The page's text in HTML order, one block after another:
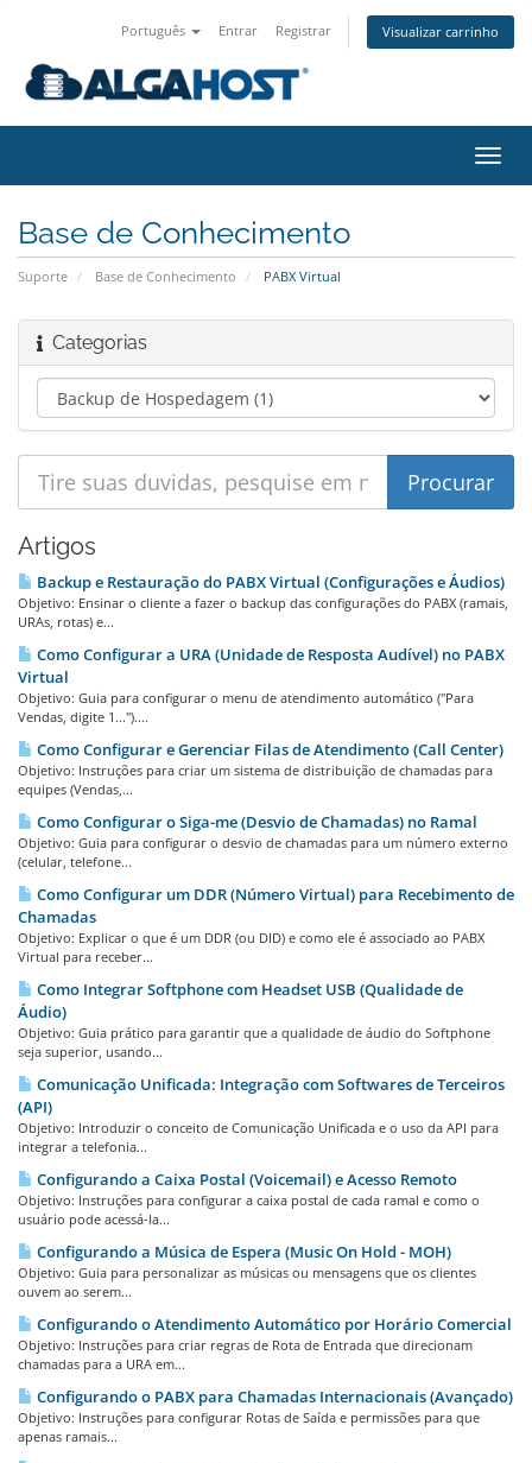
Português Entrar Registrar Visualizar carrinho
Base de Conhecimento
Suporte Base de Conhecimento PABX Virtual
Categorias
Artigos
Backup e Restauração do PABX Virtual (Configurações e Áudios)
Objetivo: Ensinar o cliente a fazer o backup das configurações do PABX (ramais,
URAs, rotas) e...
Como Configurar a URA (Unidade de Resposta Audível) no PABX
Virtual
Objetivo: Guia para configurar o menu de atendimento automático ("Para
Vendas, digite 1...")....
Como Configurar e Gerenciar Filas de Atendimento (Call Center)
Objetivo: Instruções para criar um sistema de distribuição de chamadas para
equipes (Vendas,...
Como Configurar o Siga-me (Desvio de Chamadas) no Ramal
Objetivo: Guia para configurar o desvio de chamadas para um número externo
(celular, telefone...
Como Configurar um DDR (Número Virtual) para Recebimento de
Chamadas
Objetivo: Explicar o que é um DDR (ou DID) e como ele é associado ao PABX
Virtual para receber...
Como Integrar Softphone com Headset USB (Qualidade de
Áudio)
Objetivo: Guia prático para garantir que a qualidade de áudio do Softphone
seja superior, usando...
Comunicação Unificada: Integração com Softwares de Terceiros
(API)
Objetivo: Introduzir o conceito de Comunicação Unificada e o uso da API para
integrar a telefonia...
Configurando a Caixa Postal (Voicemail) e Acesso Remoto
Objetivo: Instruções para configurar a caixa postal de cada ramal e como o
usuário pode acessá-la...
Configurando a Música de Espera (Music On Hold - MOH)
Objetivo: Guia para personalizar as músicas ou mensagens que os clientes
ouvem ao serem...
Configurando o Atendimento Automático por Horário Comercial
Objetivo: Instruções para criar regras de Rota de Entrada que direcionam
chamadas para a URA em...
Configurando o PABX para Chamadas Internacionais (Avançado)
Objetivo: Instruções para configurar Rotas de Saída e permissões para que
apenas ramais...